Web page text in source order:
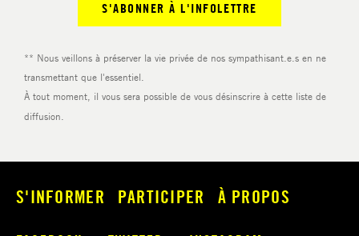
S'INFORMER PARTICIPER À PROPOS